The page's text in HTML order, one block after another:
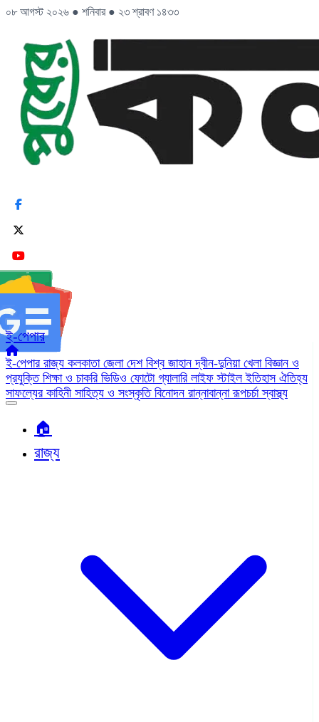
০৮ আগস্ট ২০২৬ ● শনিবার ● ২৩ শ্রাবণ ১৪৩৩
ই-পেপার
ই-পেপার রাজ্য কলকাতা জেলা দেশ বিশ্ব জাহানদ্বীন-দুনিয়া খেলা বিজ্ঞান ও
প্রযুক্তি শিক্ষা ও চাকরি ভিডিও ফোটো গ্যালারি লাইফ স্টাইলইতিহাস ঐতিহ্য
সাফল্যের কাহিনী সাহিত্য ও সংস্কৃতি বিনোদন রান্নাবান্নারূপচর্চাস্বাস্থ্য
🏠︎
রাজ্য